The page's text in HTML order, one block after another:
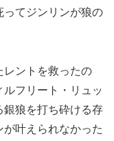
ってジンリンが狼の
レントを救ったの
フリート・リュッ
銀狼を打ち砕ける存
叶えられなかった